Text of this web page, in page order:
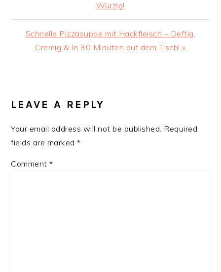
Würzig!
Next
Post:
Schnelle Pizzasuppe mit Hackfleisch – Deftig,
Cremig & In 30 Minuten auf dem Tisch! »
INTERACTIONS
LEAVE A REPLY
Your email address will not be published. Required
fields are marked*
Comment*